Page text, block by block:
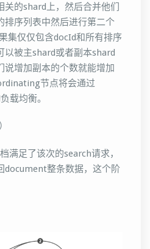
关的shard上，然后合并他们
排序列表中然后进行第二个
集仅仅包含docId和所有排序
以被主shard或者副本shard
说增加副本的个数就能增加
节点将会通过
载均衡。
满足了该次的search请求，
document整条数据，这个阶